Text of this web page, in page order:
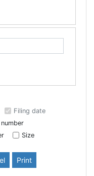
Filing date
Size
Print